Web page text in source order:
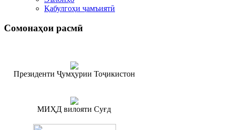
Қабулгоҳи ҷамъиятӣ
Сомонаҳои расмӣ
Президенти Ҷумҳурии Тоҷикистон
МИҲД вилояти Суғд